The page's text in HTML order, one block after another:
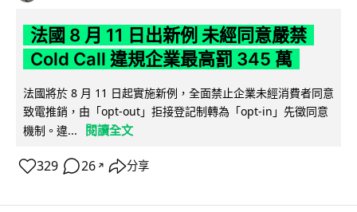
法國 8 月 11 日出新例 未經同意嚴禁
Cold Call 違規企業最高罰 345 萬
法國將於 8 月 11 日起實施新例，全面禁止企業未經消費者同意
致電推銷，由「opt-out」拒接登記制轉為「opt-in」先徵同意
機制。違...
閱讀全文
329 26 ↗ 分享